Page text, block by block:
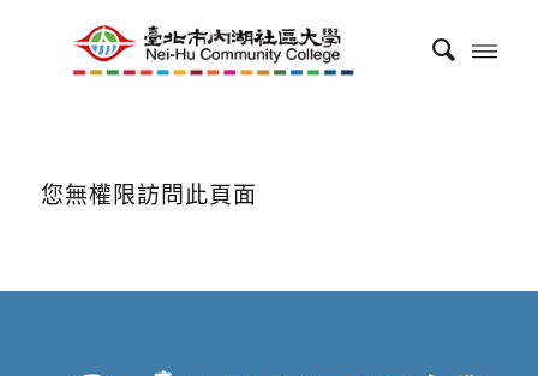
您無權限訪問此頁面